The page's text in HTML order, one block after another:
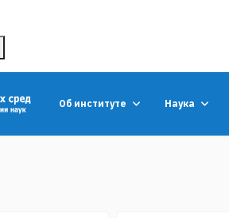
Об институте Наука